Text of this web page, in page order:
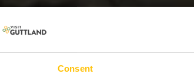
Consent